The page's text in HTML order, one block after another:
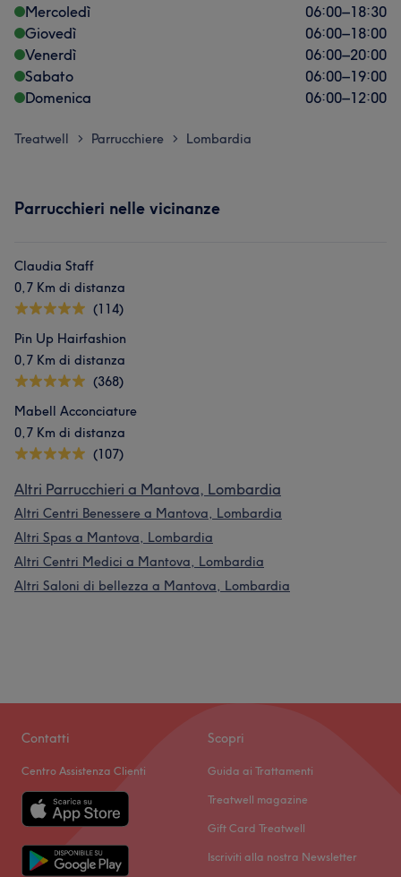
Mercoledì
06:00–18:30
Giovedì
06:00–18:00
Venerdì
06:00–20:00
Sabato
06:00–19:00
Domenica
06:00–12:00
Treatwell > Parrucchiere > Lombardia
Parrucchieri nelle vicinanze
Claudia Staff
0,7 Km di distanza
(114)
Pin Up Hairfashion
0,7 Km di distanza
(368)
Mabell Acconciature
0,7 Km di distanza
(107)
Altri Parrucchieri a Mantova, Lombardia
Altri Centri Benessere a Mantova, Lombardia
Altri Spas a Mantova, Lombardia
Altri Centri Medici a Mantova, Lombardia
Altri Saloni di bellezza a Mantova, Lombardia
Contatti
Centro Assistenza Clienti
Scopri
Guida ai Trattamenti
Treatwell magazine
Gift Card Treatwell
Iscriviti alla nostra Newsletter